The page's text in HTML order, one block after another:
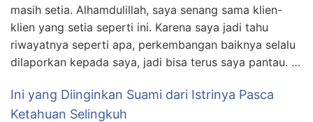
masih setia. Alhamdulillah, saya senang sama klien-
klien yang setia seperti ini. Karena saya jadi tahu
riwayatnya seperti apa, perkembangan baiknya selalu
dilaporkan kepada saya, jadi bisa terus saya pantau. …
Ini yang Diinginkan Suami dari Istrinya Pasca
Ketahuan Selingkuh